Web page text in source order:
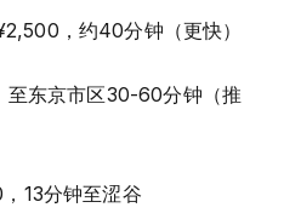
，约40分钟（更快）
至东京市区30-60分钟（推
13分钟至涩谷